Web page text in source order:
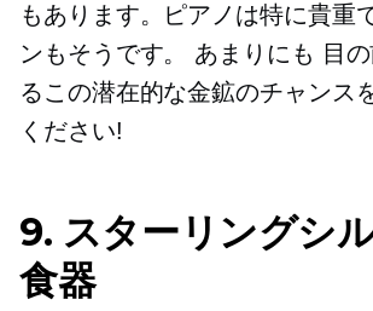
もあります。ピアノは特に貴重
ンもそうです。 あまりにも 目
るこの潜在的な金鉱のチャンス
ください!
9. スターリングシ
食器